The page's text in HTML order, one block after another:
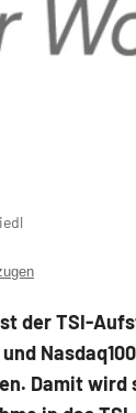
der TSI-
und
Damit